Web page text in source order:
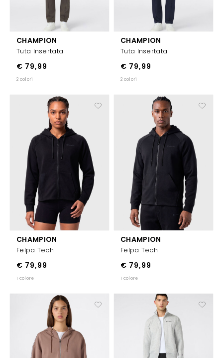
CHAMPION
Tuta Insertata
€ 79,99
2 colori
CHAMPION
Tuta Insertata
€ 79,99
2 colori
CHAMPION
Felpa Tech
€ 79,99
1 colore
CHAMPION
Felpa Tech
€ 79,99
1 colore